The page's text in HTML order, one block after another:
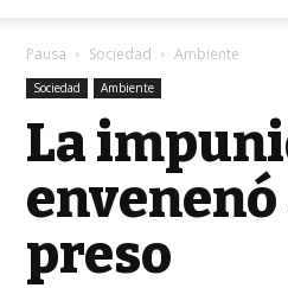
Pausa Sociedad Ambiente
Sociedad Ambiente
La
preso